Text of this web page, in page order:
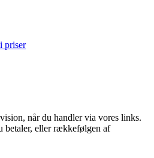
priser
når du handler via vores links.
betaler, eller rækkefølgen af